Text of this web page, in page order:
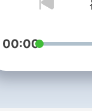
00:00